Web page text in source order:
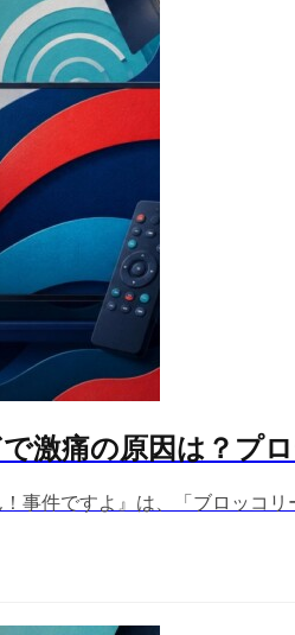
激痛の原因は？プ
事件ですよ』は、「ブロッコ